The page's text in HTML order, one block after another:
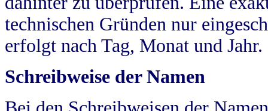
technischen Gründen nur
erfolgt nach Tag, Monat und Jahr.
Schreibweise der Namen